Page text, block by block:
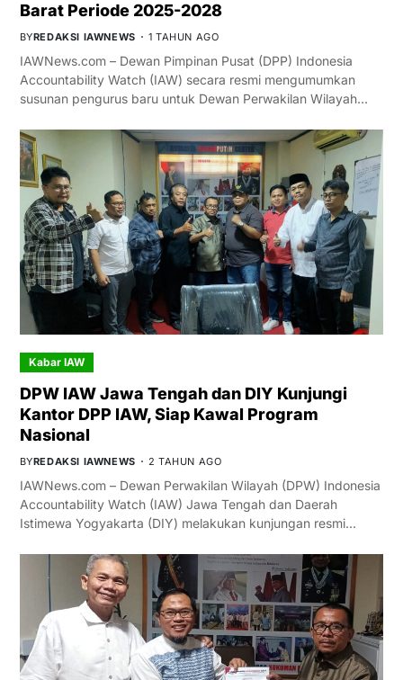
Barat Periode 2025-2028
BYREDAKSI IAWNEWS 1 TAHUN AGO
IAWNews.com – Dewan Pimpinan Pusat (DPP) Indonesia
Accountability Watch (IAW) secara resmi mengumumkan
susunan pengurus baru untuk Dewan Perwakilan Wilayah…
Kabar IAW
DPW IAW Jawa Tengah dan DIY Kunjungi
Kantor DPP IAW, Siap Kawal Program
Nasional
BYREDAKSI IAWNEWS 2 TAHUN AGO
IAWNews.com – Dewan Perwakilan Wilayah (DPW) Indonesia
Accountability Watch (IAW) Jawa Tengah dan Daerah
Istimewa Yogyakarta (DIY) melakukan kunjungan resmi…